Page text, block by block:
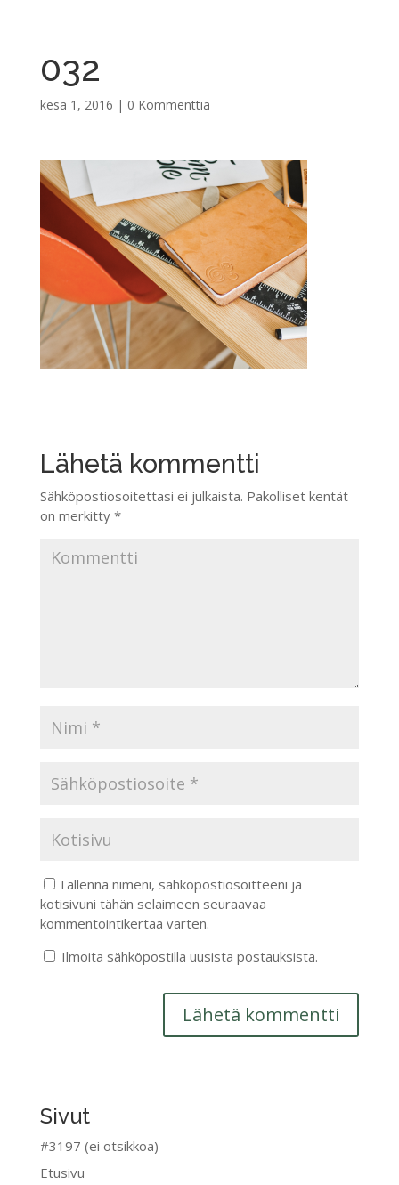
032
kesä 1, 2016 | 0 Kommenttia
Lähetä kommentti
Sähköpostiosoitettasi ei julkaista. Pakolliset kentät
on merkitty *
Tallenna nimeni, sähköpostiosoitteeni ja
kotisivuni tähän selaimeen seuraavaa
kommentointikertaa varten.
Ilmoita sähköpostilla uusista postauksista.
Sivut
#3197 (ei otsikkoa)
Etusivu